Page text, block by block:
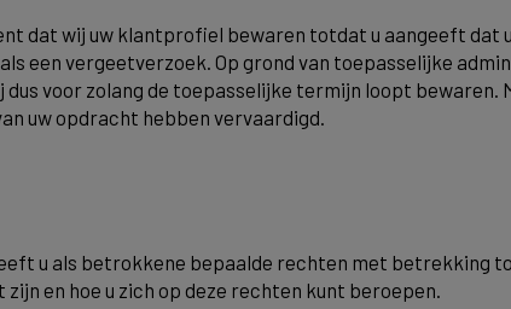
dat wij uw klantprofiel bewaren totdat u aangeeft dat
een vergeetverzoek. Op grond van toepasselijke
dus voor zolang de toepasselijke termijn loopt
uw opdracht hebben vervaardigd.
u als betrokkene bepaalde rechten met betrekking
en hoe u zich op deze rechten kunt beroepen.